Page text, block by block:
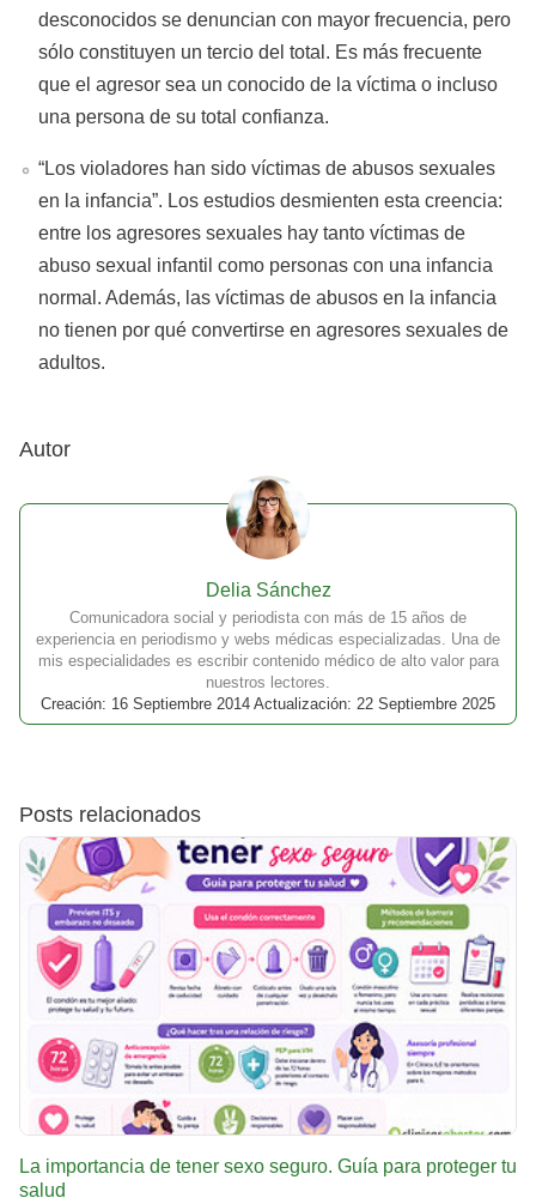
desconocidos se denuncian con mayor frecuencia, pero
sólo constituyen un tercio del total. Es más frecuente
que el agresor sea un conocido de la víctima o incluso
una persona de su total confianza.
“Los violadores han sido víctimas de abusos sexuales
en la infancia”. Los estudios desmienten esta creencia:
entre los agresores sexuales hay tanto víctimas de
abuso sexual infantil como personas con una infancia
normal. Además, las víctimas de abusos en la infancia
no tienen por qué convertirse en agresores sexuales de
adultos.
Autor
Delia Sánchez
Comunicadora social y periodista con más de 15 años de
experiencia en periodismo y webs médicas especializadas. Una de
mis especialidades es escribir contenido médico de alto valor para
nuestros lectores.
Creación: 16 Septiembre 2014 Actualización: 22 Septiembre 2025
Posts relacionados
La importancia de tener sexo seguro. Guía para proteger tu
salud